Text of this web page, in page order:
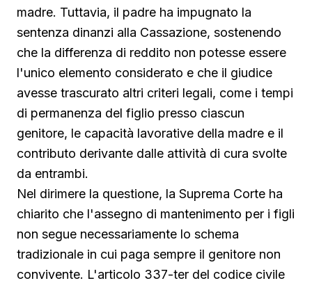
madre. Tuttavia, il padre ha impugnato la
sentenza dinanzi alla Cassazione, sostenendo
che la differenza di reddito non potesse essere
l'unico elemento considerato e che il giudice
avesse trascurato altri criteri legali, come i tempi
di permanenza del figlio presso ciascun
genitore, le capacità lavorative della madre e il
contributo derivante dalle attività di cura svolte
da entrambi.
Nel dirimere la questione, la Suprema Corte ha
chiarito che l'assegno di mantenimento per i figli
non segue necessariamente lo schema
tradizionale in cui paga sempre il genitore non
convivente. L'articolo 337-ter del codice civile